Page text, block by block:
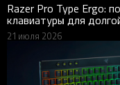
Razer Pro Type Ergo:
клавиатуры для
21 июля 2026